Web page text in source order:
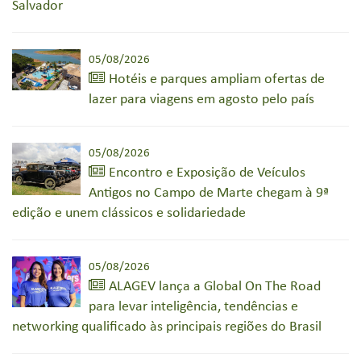
Salvador
05/08/2026
Hotéis e parques ampliam ofertas de
lazer para viagens em agosto pelo país
05/08/2026
Encontro e Exposição de Veículos
Antigos no Campo de Marte chegam à 9ª
edição e unem clássicos e solidariedade
05/08/2026
ALAGEV lança a Global On The Road
para levar inteligência, tendências e
networking qualificado às principais regiões do Brasil